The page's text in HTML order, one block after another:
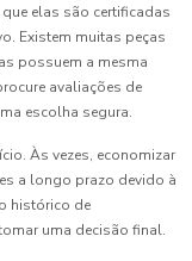
elas são certificadas
Existem muitas peças
possuem a mesma
avaliações de
escolha segura.
Às vezes, economizar
a longo prazo devido à
histórico de
uma decisão final.